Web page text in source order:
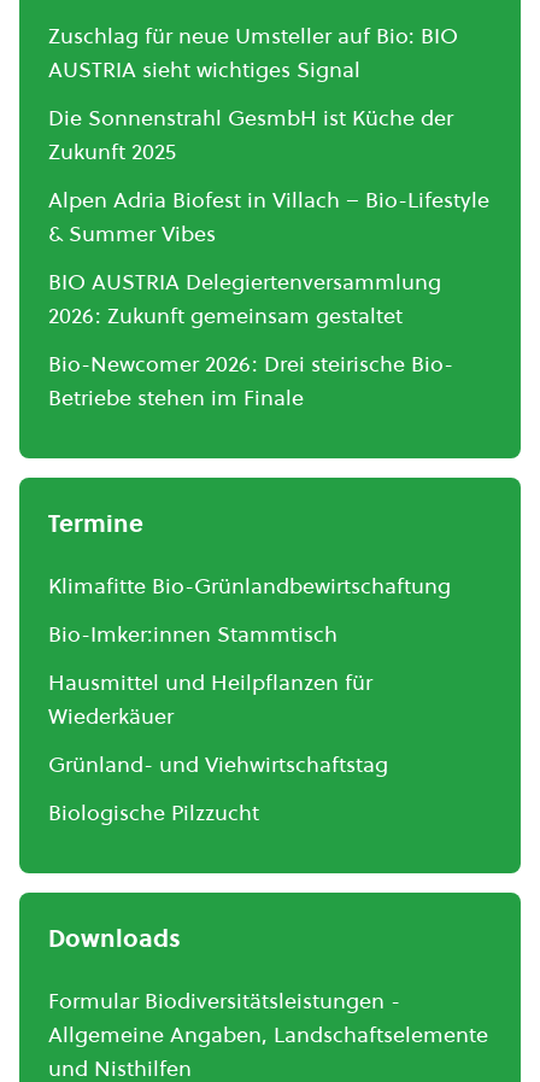
Zuschlag für neue Umsteller auf Bio: BIO
AUSTRIA sieht wichtiges Signal
Die Sonnenstrahl GesmbH ist Küche der
Zukunft 2025
Alpen Adria Biofest in Villach – Bio-Lifestyle
& Summer Vibes
BIO AUSTRIA Delegiertenversammlung
2026: Zukunft gemeinsam gestaltet
Bio-Newcomer 2026: Drei steirische Bio-
Betriebe stehen im Finale
Termine
Klimafitte Bio-Grünlandbewirtschaftung
Bio-Imker:innen Stammtisch
Hausmittel und Heilpflanzen für
Wiederkäuer
Grünland- und Viehwirtschaftstag
Biologische Pilzzucht
Downloads
Formular Biodiversitätsleistungen -
Allgemeine Angaben, Landschaftselemente
und Nisthilfen